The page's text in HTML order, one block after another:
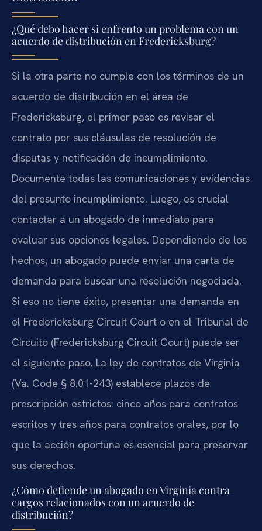
¿Qué debo hacer si enfrento un problema con un
acuerdo de distribución en Fredericksburg?
Si la otra parte no cumple con los términos de un
acuerdo de distribución en el área de
Fredericksburg, el primer paso es revisar el
contrato por sus cláusulas de resolución de
disputas y notificación de incumplimiento.
Documente todas las comunicaciones y evidencias
del presunto incumplimiento. Luego, es crucial
contactar a un abogado de inmediato para
evaluar sus opciones legales. Dependiendo de los
hechos, un abogado puede enviar una carta de
demanda para buscar una resolución negociada.
Si eso no tiene éxito, presentar una demanda en
el Fredericksburg Circuit Court o en el Tribunal de
Circuito (Fredericksburg Circuit Court) puede ser
el siguiente paso. La ley de contratos de Virginia
(Va. Code § 8.01-243) establece plazos de
prescripción estrictos: cinco años para contratos
escritos y tres años para contratos orales, por lo
que la acción oportuna es esencial para preservar
sus derechos.
¿Cómo defiende un abogado en Virginia contra
cargos relacionados con un acuerdo de
distribución?